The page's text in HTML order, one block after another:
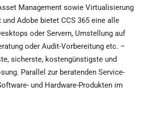
Management sowie Virtualisierung
Adobe bietet CCS 365 eine alle
oder Servern, Umstellung auf
oder Audit-Vorbereitung etc. –
sicherste, kostengünstigste und
Parallel zur beratenden Service-
und Hardware-Produkten im